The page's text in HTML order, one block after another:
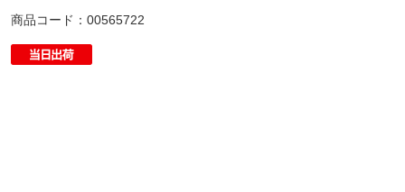
商品コード： 00565722